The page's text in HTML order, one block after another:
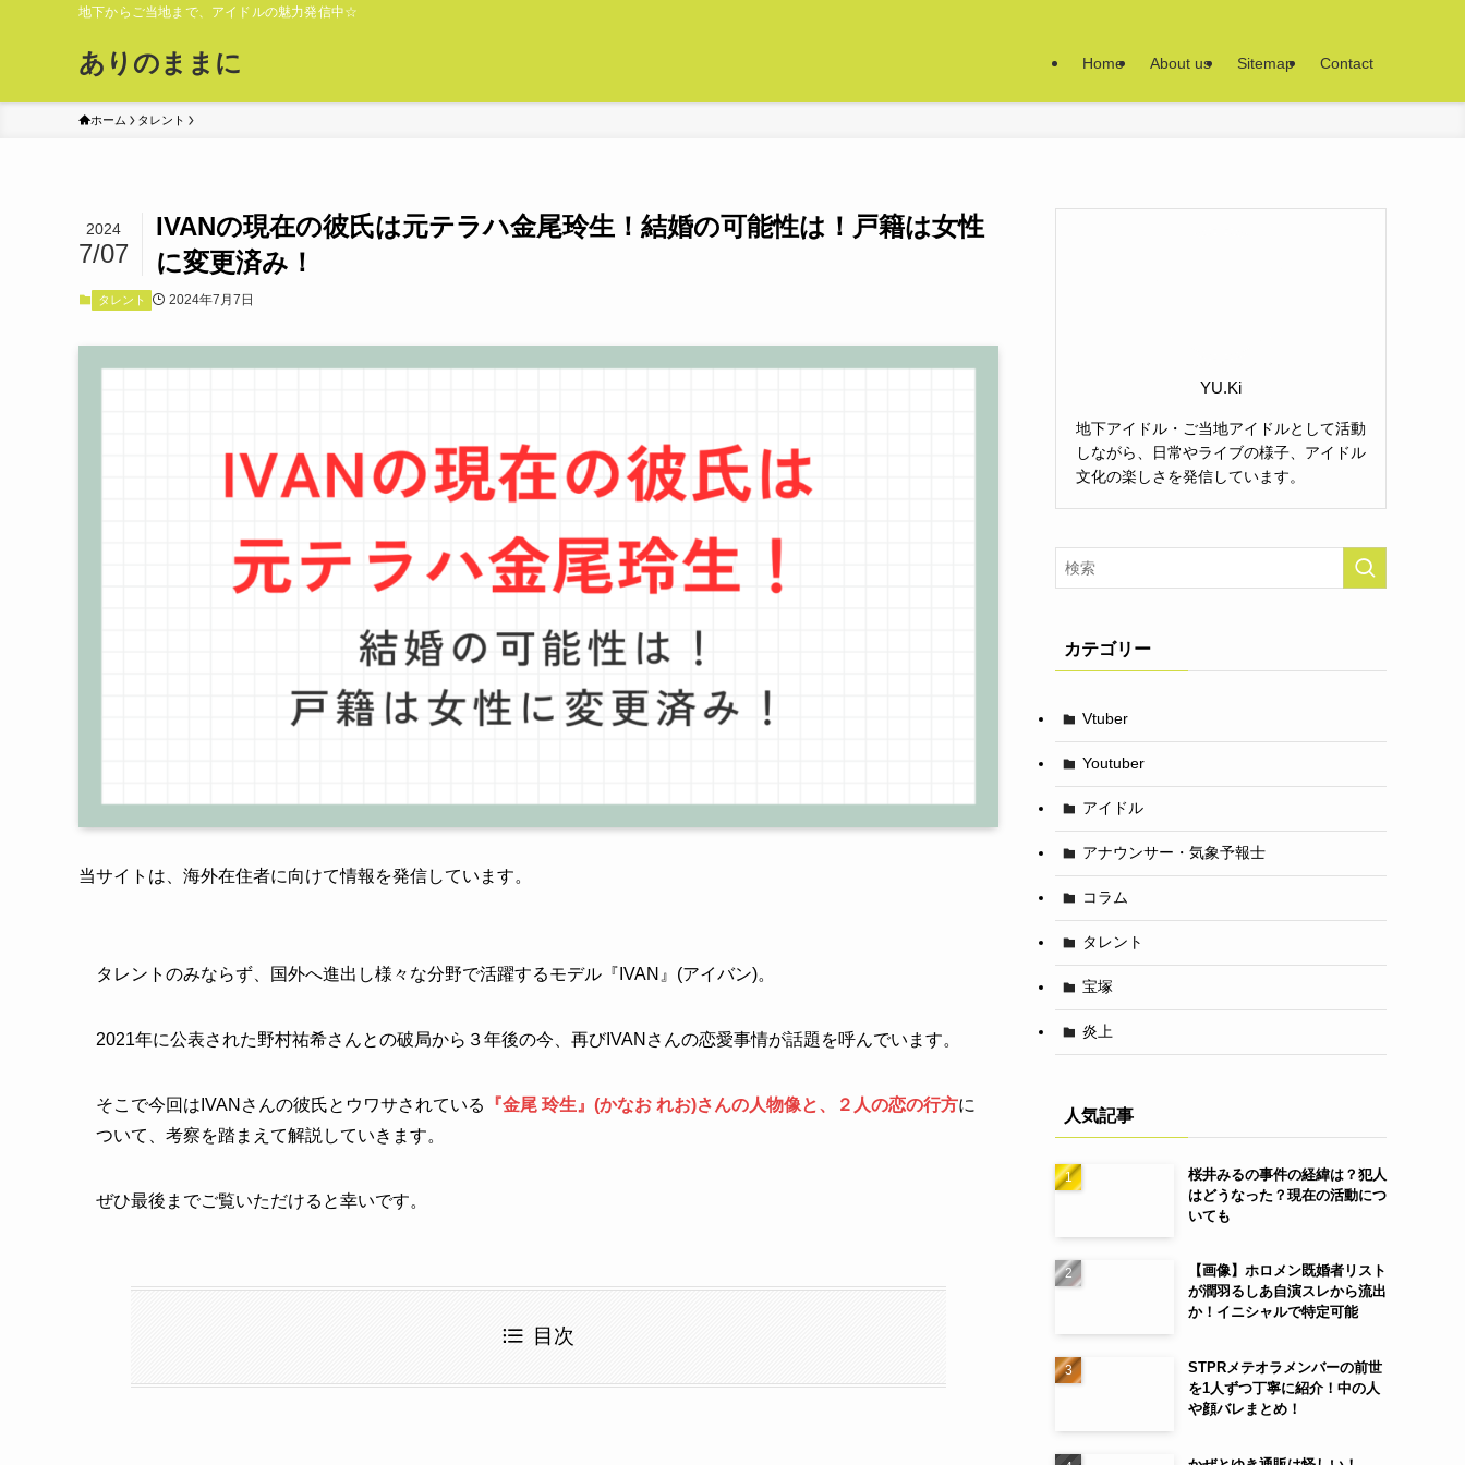
地下からご当地まで、アイドルの魅力発信中☆
ありのままに Home About us Sitemap Contact
ホーム タレント
IVANの現在の彼氏は元テラハ金尾玲生！結婚の可能性は！戸籍は女性
に変更済み！
2024
7/07
タレント 2024年7月7日
当サイトは、海外在住者に向けて情報を発信しています。
タレントのみならず、国外へ進出し様々な分野で活躍するモデル『IVAN』(アイバン)。
2021年に公表された野村祐希さんとの破局から３年後の今、再びIVANさんの恋愛事情が話題を呼んでいます。
そこで今回はIVANさんの彼氏とウワサされている 『金尾 玲生』(かなお れお)さんの人物像と、２人の恋の行方に
ついて、考察を踏まえて解説していきます。
ぜひ最後までご覧いただけると幸いです。
目次
YU.Ki
地下アイドル・ご当地アイドルとして活動
しながら、日常やライブの様子、アイドル
文化の楽しさを発信しています。
カテゴリー
Vtuber
Youtuber
アイドル
アナウンサー・気象予報士
コラム
タレント
宝塚
炎上
人気記事
桜井みるの事件の経緯は？犯人
はどうなった？現在の活動につ
いても
【画像】ホロメン既婚者リスト
が潤羽るしあ自演スレから流出
か！イニシャルで特定可能
STPRメテオラメンバーの前世
を1人ずつ丁寧に紹介！中の人
や顔バレまとめ！